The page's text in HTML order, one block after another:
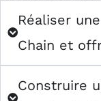
Réaliser
Chain et
Construire